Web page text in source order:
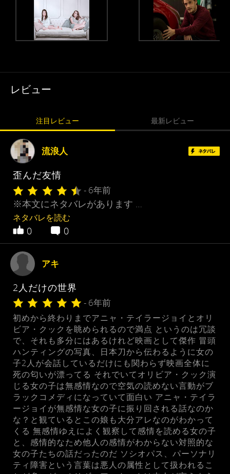
レビュー
注目レビュー 最新レビュー
流浪人
歪んだ友情
- 6年前
※本文にネタバレがあります …
ネタバレを読む
0 0
アキ
2人だけの世界
- 6年前
初めから終わりまでアニャ・テイラージョイとオリ
ビア・クックを眺められるので満点 というのは冗談
で、それも多分にはあるけれど映画として傑作 冒頭
ハンティングの写真、日本刀から伝わるように女の
子2人が会話しているだけにも関わらず映画全体に
死の匂いが漂ってる それでいてオリビア・クック演
じる女の子は無感情なので空気の読めない言動がブ
ラックコメディになっていて面白い アニャ・テイラ
ージョイが無感情な女の子に振り回される話なのか
な？と観ているとこの娘も大分アレなのがわかって
くる 無感情ゆえによく観察して感情を読める女の子
と、感情的なため他人の感情がわからない対照的な
女の子たちの話だったのだ ソシオパス、パーソナリ
ティ障害という言葉は悪人の属性として扱われるこ